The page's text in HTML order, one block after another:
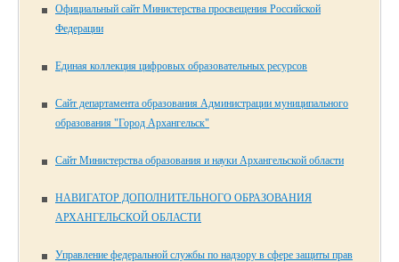
Официальный сайт Министерства просвещения Российской
Федерации
Единая коллекция цифровых образовательных ресурсов
Сайт департамента образования Администрации муниципального
образования "Город Архангельск"
Сайт Министерства образования и науки Архангельской области
НАВИГАТОР ДОПОЛНИТЕЛЬНОГО ОБРАЗОВАНИЯ
АРХАНГЕЛЬСКОЙ ОБЛАСТИ
Управление федеральной службы по надзору в сфере защиты прав